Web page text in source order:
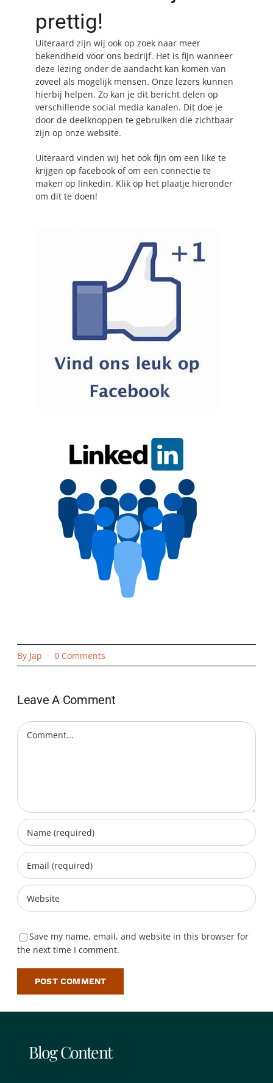
prettig!
Uiteraard zijn wij ook op zoek naar meer
bekendheid voor ons bedrijf. Het is fijn wanneer
deze lezing onder de aandacht kan komen van
zoveel als mogelijk mensen. Onze lezers kunnen
hierbij helpen. Zo kan je dit bericht delen op
verschillende social media kanalen. Dit doe je
door de deelknoppen te gebruiken die zichtbaar
zijn op onze website.
Uiteraard vinden wij het ook fijn om een like te
krijgen op facebook of om een connectie te
maken op linkedin. Klik op het plaatje hieronder
om dit te doen!
By Jap 0 Commentson
De
–
(schokkende)
Leave A Comment
Comment
Save my name, email, and website in this browser for
the next time I comment.
Blog Content